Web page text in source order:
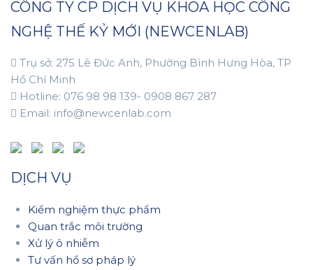
CÔNG TY CP DỊCH VỤ KHOA HỌC CÔNG
NGHỆ THẾ KỶ MỚI (NEWCENLAB)
Trụ sở: 275 Lê Đức Anh, Phường Bình Hưng Hòa, TP
Hồ Chí Minh
Hotline: 076 98 98 139- 0908 867 287
Email: info@newcenlab.com
DỊCH VỤ
Kiểm nghiệm thực phẩm
Quan trắc môi trường
Xử lý ô nhiễm
Tư vấn hồ sơ pháp lý